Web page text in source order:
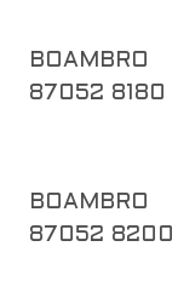
BOAMBRO
87052 8180
BOAMBRO
87052 8200